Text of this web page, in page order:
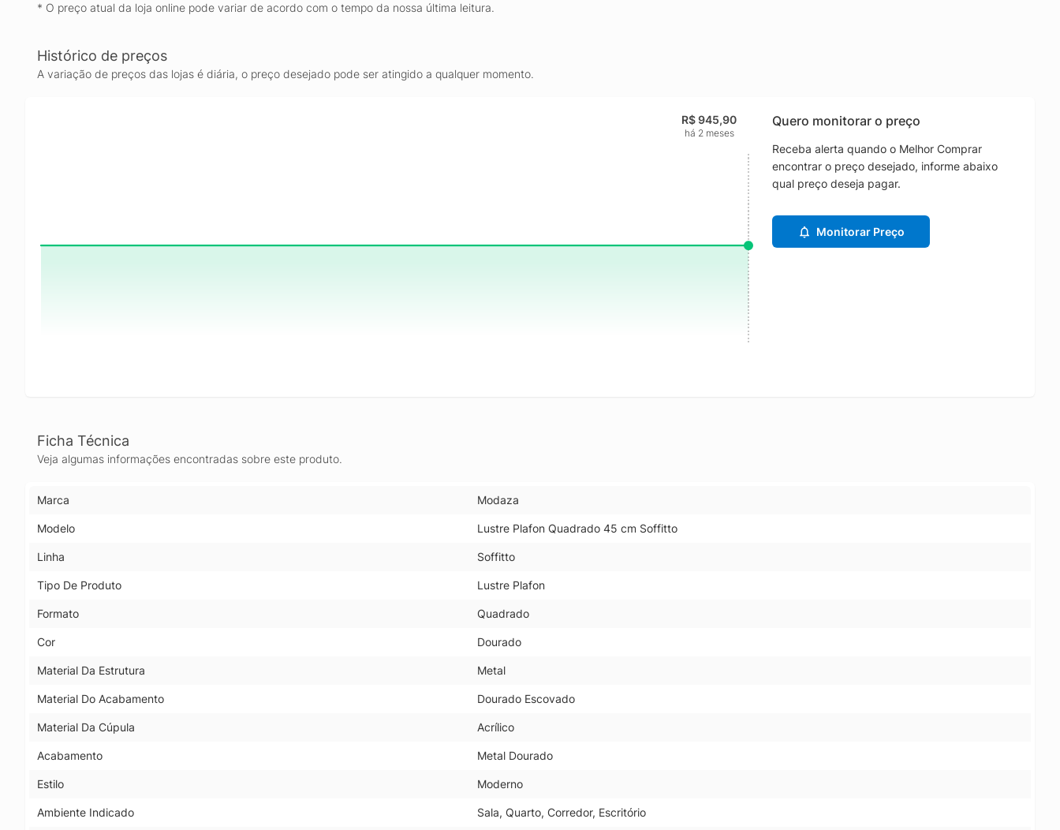
* O preço atual da loja online pode variar de acordo com o tempo da nossa última leitura.
Histórico de preços
A variação de preços das lojas é diária, o preço desejado pode ser atingido a qualquer momento.
R$ 945,90
há 2 meses
Quero monitorar o preço
Receba alerta quando o Melhor Comprar
encontrar o preço desejado, informe abaixo
qual preço deseja pagar.
Monitorar Preço
Ficha Técnica
Veja algumas informações encontradas sobre este produto.
Marca Modaza
Modelo Lustre Plafon Quadrado 45 cm Soffitto
Linha Soffitto
Tipo De Produto Lustre Plafon
Formato Quadrado
Cor Dourado
Material Da Estrutura Metal
Material Do Acabamento Dourado Escovado
Material Da Cúpula Acrílico
Acabamento Metal Dourado
Estilo Moderno
Ambiente Indicado Sala, Quarto, Corredor, Escritório